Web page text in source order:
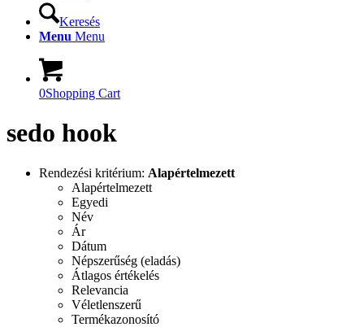
Keresés
Menu Menu
0Shopping Cart
sedo hook
Rendezési kritérium: Alapértelmezett
Alapértelmezett
Egyedi
Név
Ár
Dátum
Népszerűség (eladás)
Átlagos értékelés
Relevancia
Véletlenszerű
Termékazonosító